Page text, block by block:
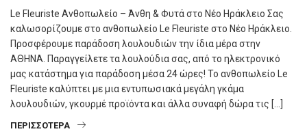
Le Fleuriste Ανθοπωλείο – Άνθη & Φυτά στο Νέο Ηράκλειο Σας
καλωσορίζουμε στο ανθοπωλείο Le Fleuriste στο Νέο Ηράκλειο.
Προσφέρουμε παράδοση λουλουδιών την ίδια μέρα στην
ΑΘΗΝΑ. Παραγγείλετε τα λουλούδια σας, από το ηλεκτρονικό
μας κατάστημα για παράδοση μέσα 24 ώρες! Το ανθοπωλείο Le
Fleuriste καλύπτει με μια εντυπωσιακά μεγάλη γκάμα
λουλουδιών, γκουρμέ προϊόντα και άλλα συναφή δώρα τις […]
ΠΕΡΙΣΣΌΤΕΡΑ